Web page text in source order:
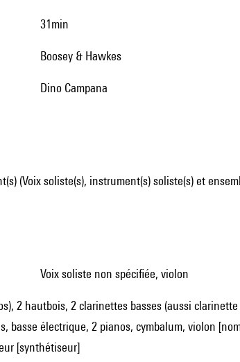
31min
Boosey & Hawkes
Dino Campana
(Voix soliste(s), instrument(s) soliste(s) et
voix soliste non spécifiée, violon
2 hautbois, 2 clarinettes basses (aussi
basse électrique, 2 pianos, cymbalum, violon
[synthétiseur]